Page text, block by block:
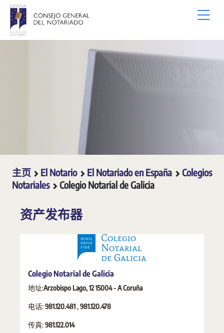
跳转到主内容
主页 El Notario El Notariado en España
Colegios
Notariales
Colegio Notarial de Galicia
资产发布器
Colegio Notarial de Galicia
地址:Arzobispo Lago, 12 15004 - A Coruña
电话:981.120.481,981.120.478
传真:981.122.014